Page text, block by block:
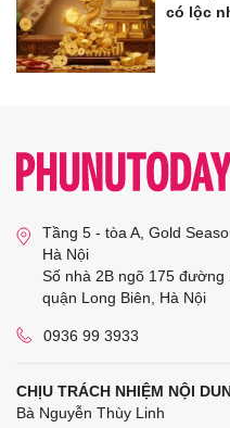
có lộc
Tầng 5 - tòa A, Gold
Hà Nội
Số nhà 2B ngõ 175 đường
quận Long Biên, Hà Nội
0936 99 3933
CHỊU TRÁCH NHIỆM NỘI
Bà Nguyễn Thùy Linh